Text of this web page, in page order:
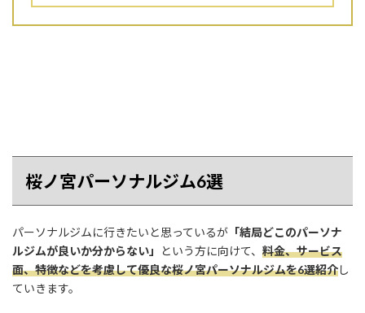
桜ノ宮パーソナルジム6選
パーソナルジムに行きたいと思っているが 「結局どこのパーソナ
ルジムが良いか分からない」
という方に向けて、 料金、サービス
面、特徴などを考慮して優良な桜ノ宮パーソナルジムを6選紹介し
ていきます。